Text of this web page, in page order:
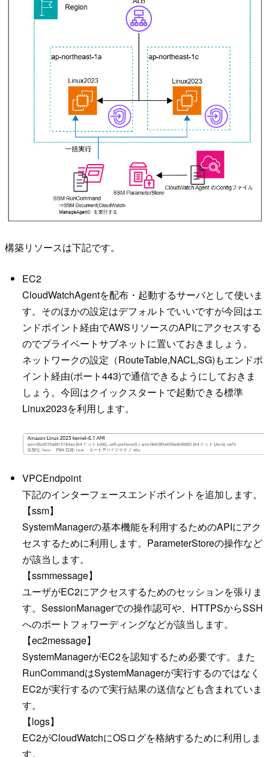
構築リソースは下記です。
EC2
CloudWatchAgentを配布・起動するサーバとして使いま
す。そのほかの設定はデフォルトでいいですが今回はエ
ンドポイント経由でAWSリソースのAPIにアクセスする
のでプライベートサブネットに置いておきましょう。
ネットワークの設定（RouteTable,NACL,SG)もエンドポ
イント経由(ポート443)で通信できるようにしておきま
しょう。今回はクイックスタートで起動できる標準
Linux2023を利用します。
VPCEndpoint
下記のインターフェースエンドポイントを追加します。
【ssm】
SystemManagerの基本機能を利用するためのAPIにアク
セスするために利用します。ParameterStoreの操作など
が該当します。
【ssmmessage】
ユーザがEC2にアクセスするためのセッションを張りま
す。SessionManagerでの操作認可や、HTTPSからSSH
へのポートフォワーディングなどが該当します。
【ec2message】
SystemManagerがEC2を認知するため必要です。また
RunCommandはSystemManagerが実行するのではなく
EC2が実行するので実行結果の送信なども含まれていま
す。
【logs】
EC2がCloudWatchにOSログを格納するために利用しま
す。